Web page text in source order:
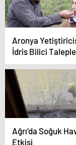
Aronya
İdris Bilici
Yetişemiyor
Ağrı’da Soğuk
Etkisi